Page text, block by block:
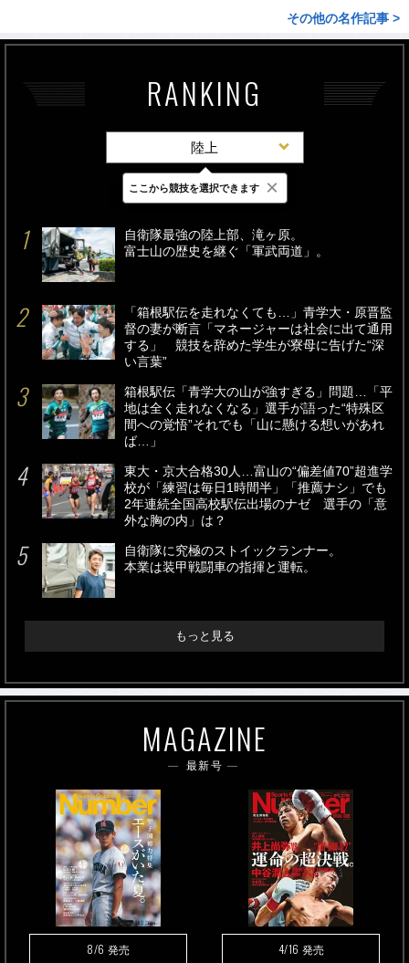
その他の名作記事 >
RANKING
陸上
最新 24時間 週間
自衛隊最強の陸上部、滝ヶ原。
富士山の歴史を継ぐ「軍武両道」。
「箱根駅伝を走れなくても…」青学大・原晋監
督の妻が断言「マネージャーは社会に出て通用
する」 競技を辞めた学生が寮母に告げた“深
い言葉”
箱根駅伝「青学大の山が強すぎる」問題…「平
地は全く走れなくなる」選手が語った“特殊区
間への覚悟”それでも「山に懸ける想いがあれ
ば…」
東大・京大合格30人…富山の“偏差値70”超進学
校が「練習は毎日1時間半」「推薦ナシ」でも
2年連続全国高校駅伝出場のナゼ 選手の「意
外な胸の内」は？
自衛隊に究極のストイックランナー。
本業は装甲戦闘車の指揮と運転。
もっと見る
MAGAZINE
最新号
8/6 発売 4/16 発売
ここから競技を選択できます ×